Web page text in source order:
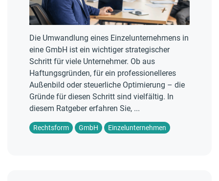
Die Umwandlung eines Einzelunternehmens in
eine GmbH ist ein wichtiger strategischer
Schritt für viele Unternehmer. Ob aus
Haftungsgründen, für ein professionelleres
Außenbild oder steuerliche Optimierung – die
Gründe für diesen Schritt sind vielfältig. In
diesem Ratgeber erfahren Sie, ...
Rechtsform GmbH Einzelunternehmen